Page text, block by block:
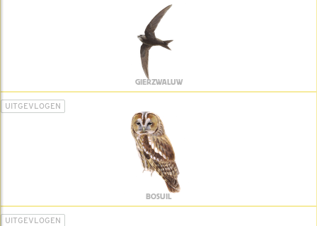
GIERZWALUW
UITGEVLOGEN
BOSUIL
UITGEVLOGEN